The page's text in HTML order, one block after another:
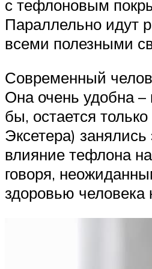
с тефлоновым
Параллельно идут
всеми полезными
Современный
Она очень удобна
бы, остается
Эксетера)
влияние тефлона
говоря,
здоровью человека